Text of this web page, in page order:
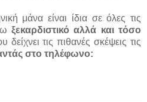
μάνα είναι ίδια σε όλες τις
ξεκαρδιστικό αλλά και τόσο
δείχνει τις πιθανές σκέψεις τις
στο τηλέφωνο: